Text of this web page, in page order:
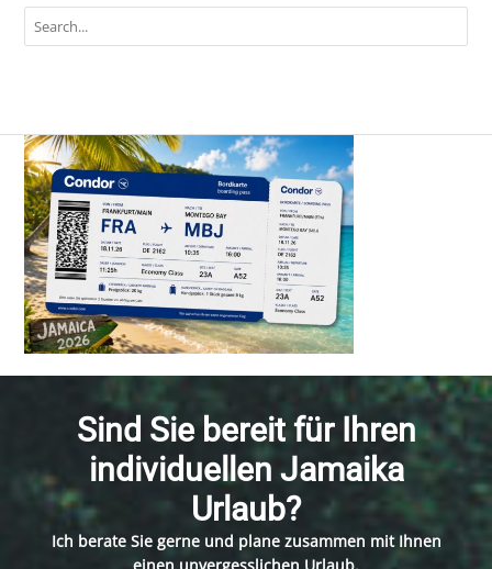
Sind Sie bereit für Ihren
individuellen Jamaika
Urlaub?
Ich berate Sie gerne und plane zusammen mit Ihnen